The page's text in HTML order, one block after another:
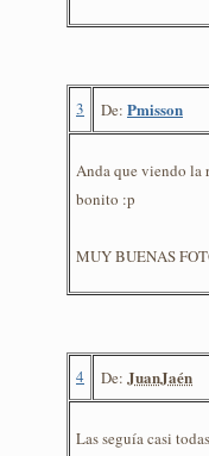
3 De: Pmisson
Anda que viendo la
bonito :p
MUY BUENAS
4 De: JuanJaén
Las seguía casi